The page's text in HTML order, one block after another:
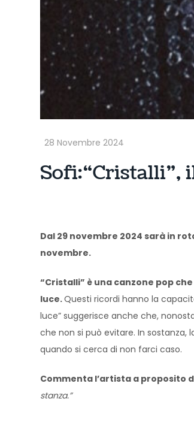
Sofi: “Cristalli”,
Dal 29 novembre 2024 sarà in
novembre.
“Cristalli” è una canzone pop
luce.Questi ricordi hanno la
luce” suggerisce anche che,
che non si può evitare. In sostanza,
quando si cerca di non farci caso.
Commenta l’artista a proposito
stanza.”